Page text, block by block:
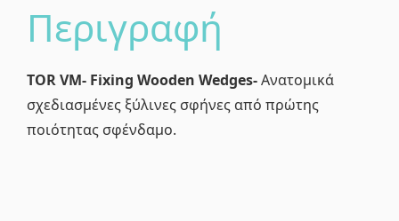
μακριές
ποσότητα
Περιγραφή
TOR VM- Fixing Wooden Wedges-Ανατομικά
σχεδιασμένες ξύλινες σφήνες από πρώτης
ποιότητας σφένδαμο.